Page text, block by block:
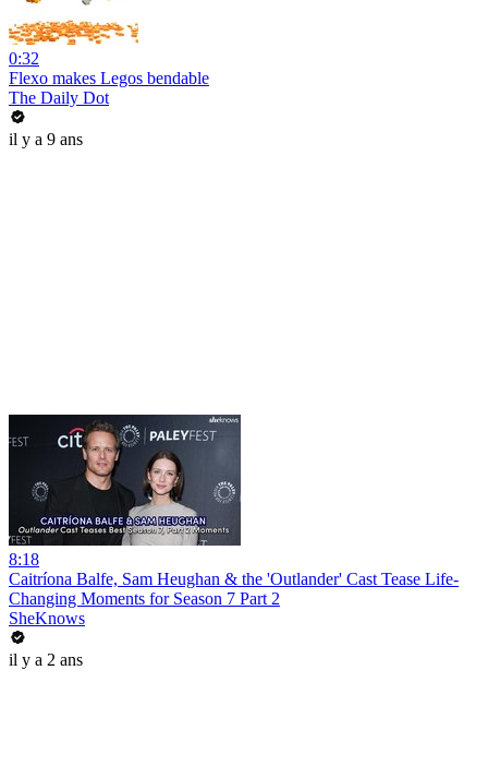
0:32
Flexo makes Legos bendable
The Daily Dot
il y a 9 ans
8:18
Caitríona Balfe, Sam Heughan & the 'Outlander' Cast Tease Life-
Changing Moments for Season 7 Part 2
SheKnows
il y a 2 ans